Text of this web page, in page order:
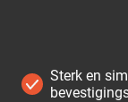
Sterk en